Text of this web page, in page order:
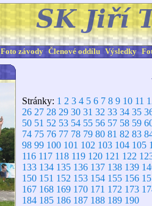
Foto závody Členové oddílu Výsledky
Stránky: 1 2 3 4 5 6 7 8 9 10 11
26 27 28 29 30 31 32 33 34 35
50 51 52 53 54 55 56 57 58 59
74 75 76 77 78 79 80 81 82 83
98 99 100 101 102 103 104 105
116 117 118 119 120 121 122
133 134 135 136 137 138 139
150 151 152 153 154 155 156
167 168 169 170 171 172 173
184 185 186 187 188 189 190